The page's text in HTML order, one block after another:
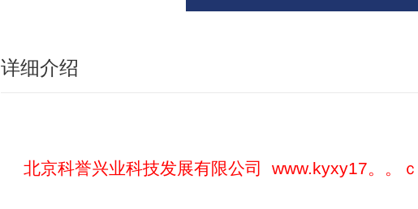
详细介绍
北京科誉兴业科技发展有限公司 www.kyxy17。。